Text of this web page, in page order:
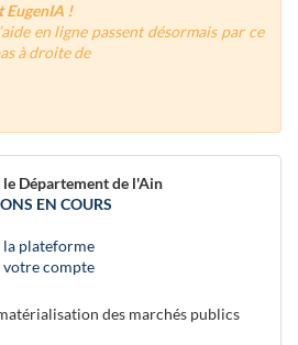
EugenIA !
en ligne passent désormais par ce
à droite de
Département de l'Ain
EN COURS
la plateforme
votre compte
des marchés publics